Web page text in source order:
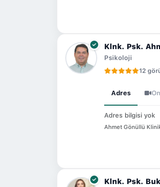
Klnk. Psk.
Psikoloji
12
Adres
Adres bilgisi yok
Ahmet Gönüllü
Klnk. Psk.